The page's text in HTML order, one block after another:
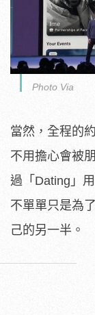
Photo Via
當然，全程的
不用擔心會被
過「Dating」
不單單只是為
己的另一半。